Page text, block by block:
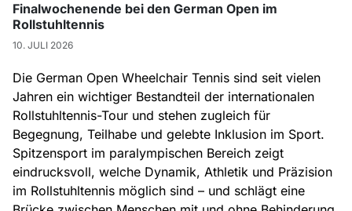
Finalwochenende bei den German Open im
Rollstuhltennis
10. JULI 2026
Die German Open Wheelchair Tennis sind seit vielen
Jahren ein wichtiger Bestandteil der internationalen
Rollstuhltennis-Tour und stehen zugleich für
Begegnung, Teilhabe und gelebte Inklusion im Sport.
Spitzensport im paralympischen Bereich zeigt
eindrucksvoll, welche Dynamik, Athletik und Präzision
im Rollstuhltennis möglich sind – und schlägt eine